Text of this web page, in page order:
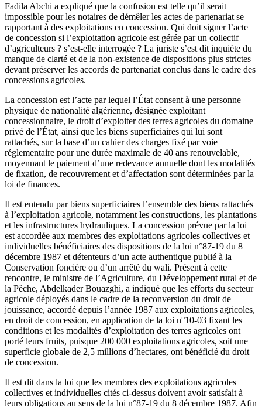
Fadila Abchi a expliqué que la confusion est telle qu’il serait
impossible pour les notaires de démêler les actes de partenariat se
rapportant à des exploitations en concession. Qui doit signer l’acte
de concession si l’exploitation agricole est gérée par un collectif
d’agriculteurs ? s’est-elle interrogée ? La juriste s’est dit inquiète du
manque de clarté et de la non-existence de dispositions plus strictes
devant préserver les accords de partenariat conclus dans le cadre des
concessions agricoles.
La concession est l’acte par lequel l’État consent à une personne
physique de nationalité algérienne, désignée exploitant
concessionnaire, le droit d’exploiter des terres agricoles du domaine
privé de l’État, ainsi que les biens superficiaires qui lui sont
rattachés, sur la base d’un cahier des charges fixé par voie
réglementaire pour une durée maximale de 40 ans renouvelable,
moyennant le paiement d’une redevance annuelle dont les modalités
de fixation, de recouvrement et d’affectation sont déterminées par la
loi de finances.
Il est entendu par biens superficiaires l’ensemble des biens rattachés
à l’exploitation agricole, notamment les constructions, les plantations
et les infrastructures hydrauliques. La concession prévue par la loi
est accordée aux membres des exploitations agricoles collectives et
individuelles bénéficiaires des dispositions de la loi n°87-19 du 8
décembre 1987 et détenteurs d’un acte authentique publié à la
Conservation foncière ou d’un arrêté du wali. Présent à cette
rencontre, le ministre de l’Agriculture, du Développement rural et de
la Pêche, Abdelkader Bouazghi, a indiqué que les efforts du secteur
agricole déployés dans le cadre de la reconversion du droit de
jouissance, accordé depuis l’année 1987 aux exploitations agricoles,
en droit de concession, en application de la loi n°10-03 fixant les
conditions et les modalités d’exploitation des terres agricoles ont
porté leurs fruits, puisque 200 000 exploitations agricoles, soit une
superficie globale de 2,5 millions d’hectares, ont bénéficié du droit
de concession.
Il est dit dans la loi que les membres des exploitations agricoles
collectives et individuelles cités ci-dessus doivent avoir satisfait à
leurs obligations au sens de la loi n°87-19 du 8 décembre 1987. Afin